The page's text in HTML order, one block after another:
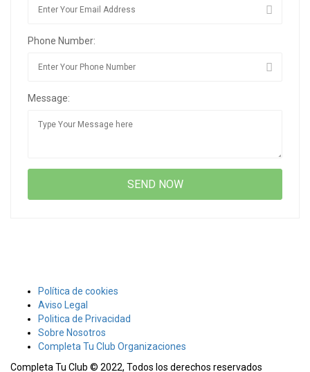
Phone Number:
Message:
Política de cookies
Aviso Legal
Politica de Privacidad
Sobre Nosotros
Completa Tu Club Organizaciones
Completa Tu Club © 2022, Todos los derechos reservados